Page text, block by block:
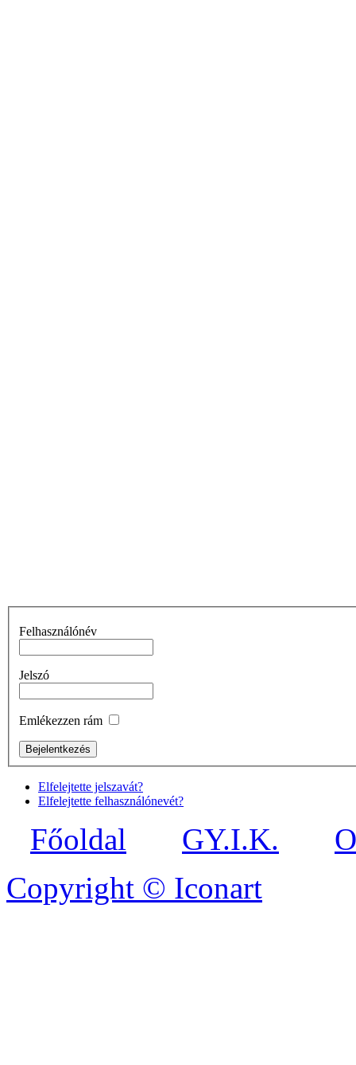
Felhasználónév
Jelszó
Emlékezzen rám
Elfelejtette jelszavát?
Elfelejtette felhasználónevét?
Főoldal GY.I.K.
Copyright © Iconart